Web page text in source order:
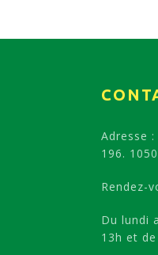
Adresse
196.
Rendez-
Du lundi
13h et